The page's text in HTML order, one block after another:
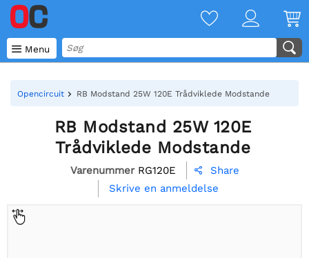
 Menu
Opencircuit RB Modstand 25W 120E Trådviklede Modstande
RB Modstand 25W 120E
Trådviklede Modstande
Varenummer RG120E 
Share
Skrive en anmeldelse